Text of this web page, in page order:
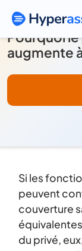
Pourquoi
augmente
Si les
peuvent
couverture
du privé,